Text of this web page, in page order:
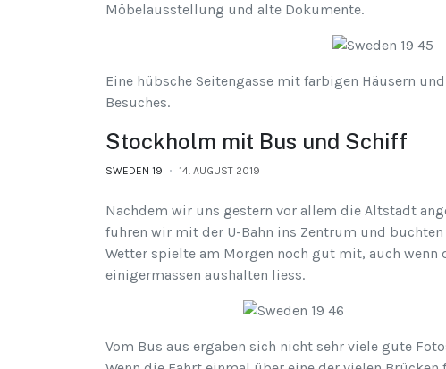
Möbelausstellung und alte Dokumente.
Eine hübsche Seitengasse mit farbigen Häusern
Besuches.
Stockholm mit Bus und Schiff
SWEDEN 19 14. AUGUST 2019
Nachdem wir uns gestern vor allem die Altstadt
fuhren wir mit der U-Bahn ins Zentrum und
Wetter spielte am Morgen noch gut mit, auch wenn
einigermassen aushalten liess.
Vom Bus aus ergaben sich nicht sehr viele gute